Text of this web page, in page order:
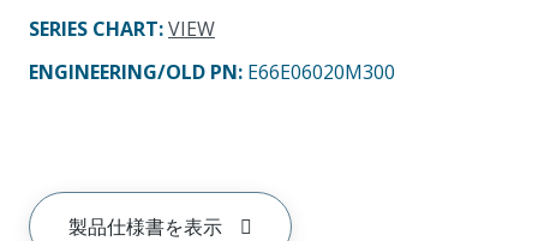
SERIES CHART:VIEW
ENGINEERING/OLD PN: E66E06020M300
製品仕様書を表示